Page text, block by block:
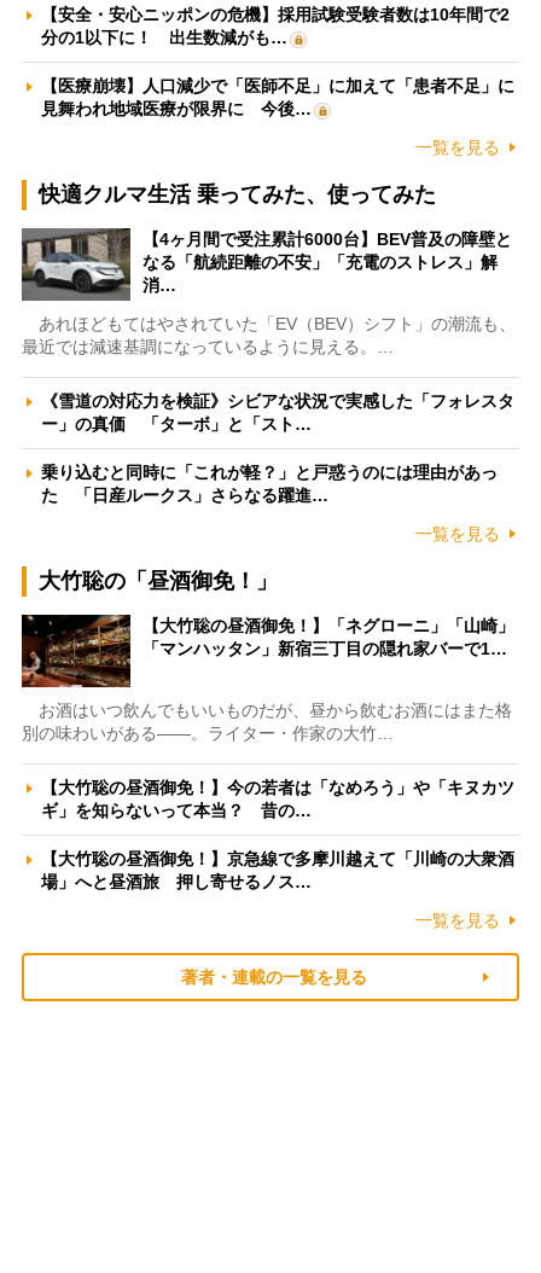
【安全・安心ニッポンの危機】採用試験受験者数は10年間で2
分の1以下に！ 出生数減がも…
【医療崩壊】人口減少で「医師不足」に加えて「患者不足」に
見舞われ地域医療が限界に 今後…
一覧を見る
快適クルマ生活 乗ってみた、使ってみた
【4ヶ月間で受注累計6000台】BEV普及の障壁と
なる「航続距離の不安」「充電のストレス」解
消…
あれほどもてはやされていた「EV（BEV）シフト」の潮流も、
最近では減速基調になっているように見える。…
《雪道の対応力を検証》シビアな状況で実感した「フォレスタ
ー」の真価 「ターボ」と「スト…
乗り込むと同時に「これが軽？」と戸惑うのには理由があっ
た 「日産ルークス」さらなる躍進…
一覧を見る
大竹聡の「昼酒御免！」
【大竹聡の昼酒御免！】「ネグローニ」「山崎」
「マンハッタン」新宿三丁目の隠れ家バーで1…
お酒はいつ飲んでもいいものだが、昼から飲むお酒にはまた格
別の味わいがある――。ライター・作家の大竹…
【大竹聡の昼酒御免！】今の若者は「なめろう」や「キヌカツ
ギ」を知らないって本当？ 昔の…
【大竹聡の昼酒御免！】京急線で多摩川越えて「川崎の大衆酒
場」へと昼酒旅 押し寄せるノス…
一覧を見る
著者・連載の一覧を見る